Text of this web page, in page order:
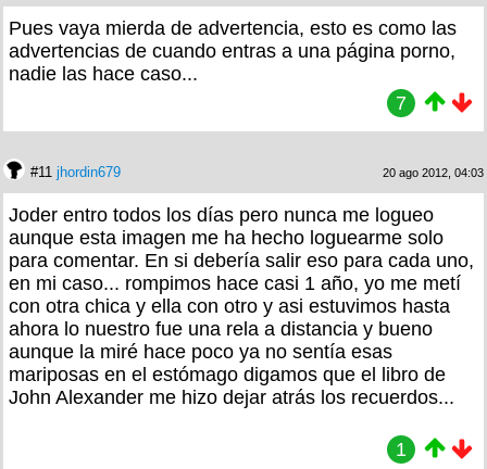
Pues vaya mierda de advertencia, esto es como las
advertencias de cuando entras a una página porno,
nadie las hace caso...
7
#11 jhordin679 20 ago 2012, 04:03
Joder entro todos los días pero nunca me logueo
aunque esta imagen me ha hecho loguearme solo
para comentar. En si debería salir eso para cada uno,
en mi caso... rompimos hace casi 1 año, yo me metí
con otra chica y ella con otro y asi estuvimos hasta
ahora lo nuestro fue una rela a distancia y bueno
aunque la miré hace poco ya no sentía esas
mariposas en el estómago digamos que el libro de
John Alexander me hizo dejar atrás los recuerdos...
1